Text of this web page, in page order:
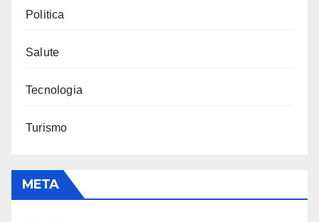
Politica
Salute
Tecnologia
Turismo
META